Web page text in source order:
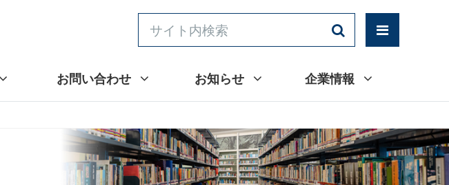
お問い合わせ お知らせ 企業情報